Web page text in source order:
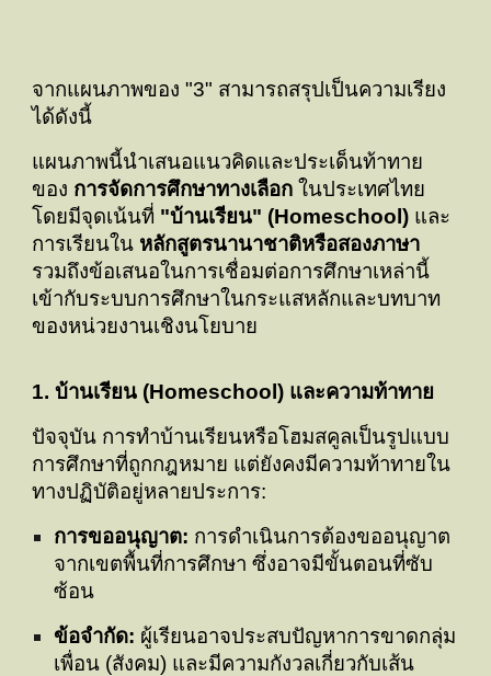
จากแผนภาพของ "3" สามารถสรุปเป็นความเรียง
ได้ดังนี้
แผนภาพนี้นำเสนอแนวคิดและประเด็นท้าทาย
ของ การจัดการศึกษาทางเลือก ในประเทศไทย
โดยมีจุดเน้นที่ "บ้านเรียน" (Homeschool) และ
การเรียนใน หลักสูตรนานาชาติหรือสองภาษา
รวมถึงข้อเสนอในการเชื่อมต่อการศึกษาเหล่านี้
เข้ากับระบบการศึกษาในกระแสหลักและบทบาท
ของหน่วยงานเชิงนโยบาย
1. บ้านเรียน (Homeschool) และความท้าทาย
ปัจจุบัน การทำบ้านเรียนหรือโฮมสคูลเป็นรูปแบบ
การศึกษาที่ถูกกฎหมาย แต่ยังคงมีความท้าทายใน
ทางปฏิบัติอยู่หลายประการ:
การขออนุญาต: การดำเนินการต้องขออนุญาต
จากเขตพื้นที่การศึกษา ซึ่งอาจมีขั้นตอนที่ซับ
ซ้อน
ข้อจำกัด: ผู้เรียนอาจประสบปัญหาการขาดกลุ่ม
เพื่อน (สังคม) และมีความกังวลเกี่ยวกับเส้น